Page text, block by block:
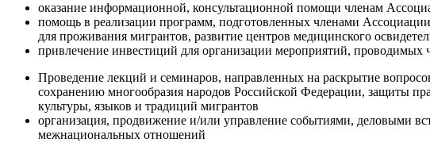
оказание информационной, консультационной помощи членам
помощь в реализации программ, подготовленных членами
для проживания мигрантов, развитие центров медицинского
привлечение инвестиций для организации мероприятий, проводимых
Проведение лекций и семинаров, направленных на раскрытие
сохранению многообразия народов Российской Федерации, защиты
культуры, языков и традиций мигрантов
организация, продвижение и/или управление событиями, деловыми
межнациональных отношений